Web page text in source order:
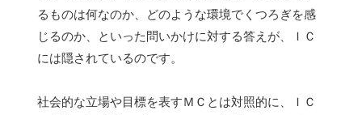
るものは何なのか、どのような環境でくつろぎを感
じるのか、といった問いかけに対する答えが、ＩＣ
には隠されているのです。
社会的な立場や目標を表すＭＣとは対照的に、ＩＣ